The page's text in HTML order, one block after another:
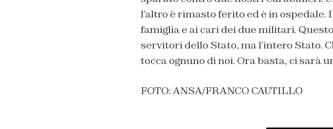
l’altro è rimasto ferito ed è in
famiglia e ai cari dei due militari.
servitori dello Stato, ma l’intero Stato.
tocca ognuno di noi. Ora basta, ci sarà
FOTO: ANSA/FRANCO CAUTILLO